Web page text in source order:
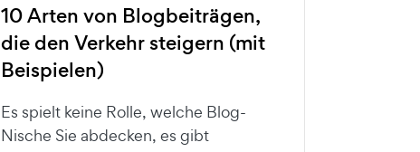
10 Arten von Blogbeiträgen,
die den Verkehr steigern (mit
Beispielen)
Es spielt keine Rolle, welche Blog-
Nische Sie abdecken, es gibt